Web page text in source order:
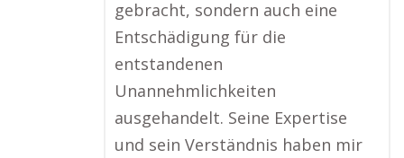
gebracht, sondern auch eine
Entschädigung für die
entstandenen
Unannehmlichkeiten
ausgehandelt. Seine Expertise
und sein Verständnis haben mir